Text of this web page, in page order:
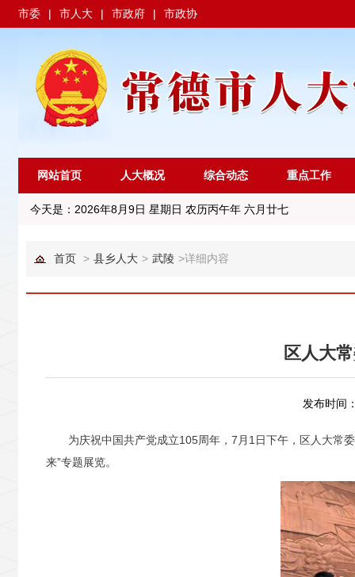
市委 | 市人大 | 市政府 | 市政协
网站首页 人大概况 综合动态 重点工作
今天是： 2026年8月9日 星期日 农历丙午年 六月廿七
首页 > 县乡人大 > 武陵 >详细内容
区人大
发布时间
为庆祝中国共产党成立105周年，7月1日下午，区人大常
来”专题展览。